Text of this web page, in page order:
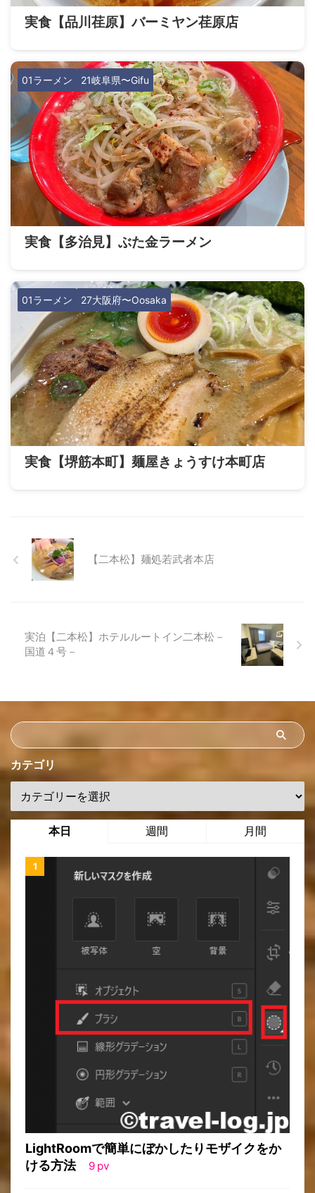
実食【品川荏原】バーミヤン荏原店
01ラーメン 21岐阜県〜Gifu
実食【多治見】ぶた金ラーメン
01ラーメン 27大阪府〜Oosaka
実食【堺筋本町】麺屋きょうすけ本町店
【二本松】麺処若武者本店
実泊【二本松】ホテルルートイン二本松－
国道４号－
カテゴリ
本日 週間 月間
LightRoomで簡単にぼかしたりモザイクをか
ける方法
9 pv